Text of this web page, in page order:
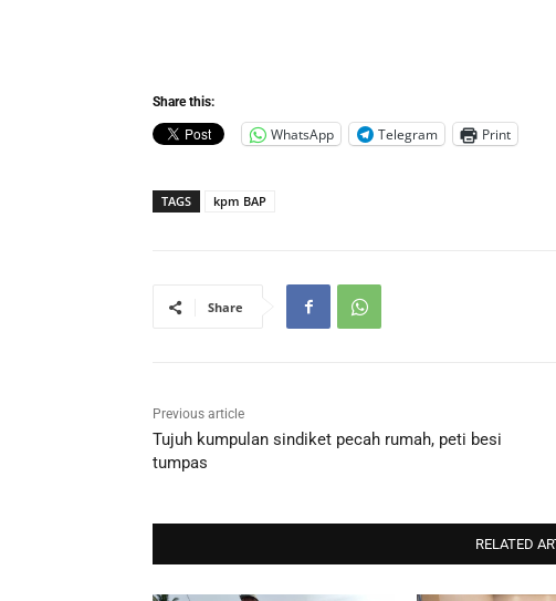
Share this:
WhatsApp Telegram Print
TAGS kpm BAP
Share
Previous article
Tujuh kumpulan sindiket pecah rumah, peti besi
tumpas
RELATED